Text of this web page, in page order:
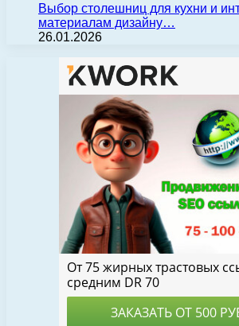
Выбор столешниц для кухни и
материалам дизайну…
26.01.2026